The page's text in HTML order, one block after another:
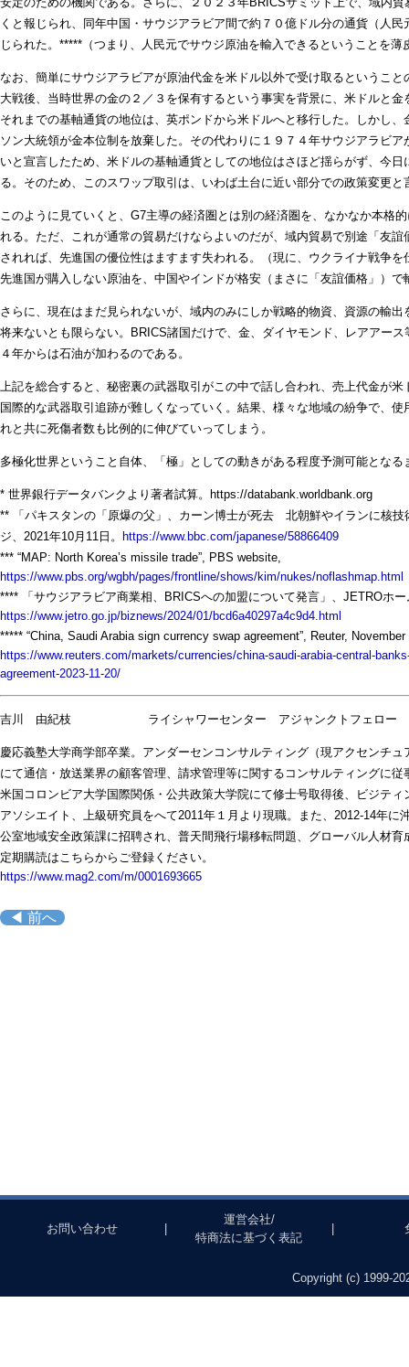
くと報じられ、同年中国・サウジアラビア間で約７０億ドル分の通貨（人
じられた。*****（つまり、人民元でサウジ原油を輸入できるということを薄
なお、簡単にサウジアラビアが原油代金を米ドル以外で受け取るというこ
大戦後、当時世界の金の２／３を保有するという事実を背景に、米ドルと
それまでの基軸通貨の地位は、英ポンドから米ドルへと移行した。しかし
ソン大統領が金本位制を放棄した。その代わりに１９７４年サウジアラビ
いと宣言したため、米ドルの基軸通貨としての地位はさほど揺らがず、今
る。そのため、このスワップ取引は、いわば土台に近い部分での政策変更と
このように見ていくと、G7主導の経済圏とは別の経済圏を、なかなか本格
れる。ただ、これが通常の貿易だけならよいのだが、域内貿易で別途「友
されれば、先進国の優位性はますます失われる。（現に、ウクライナ戦争
先進国が購入しない原油を、中国やインドが格安（まさに「友誼価格」）で
さらに、現在はまだ見られないが、域内のみにしか戦略的物資、資源の輸
将来ないとも限らない。BRICS諸国だけで、金、ダイヤモンド、レアアー
４年からは石油が加わるのである。
上記を総合すると、秘密裏の武器取引がこの中で話し合われ、売上代金が
国際的な武器取引追跡が難しくなっていく。結果、様々な地域の紛争で、
れと共に死傷者数も比例的に伸びていってしまう。
多極化世界ということ自体、「極」としての動きがある程度予測可能とな
* 世界銀行データバンクより著者試算。https://databank.worldbank.org
** 「パキスタンの「原爆の父」、カーン博士が死去 北朝鮮やイランに核技
ジ、2021年10月11日。
https://www.bbc.com/japanese/58866409
*** “MAP: North Korea’s missile trade”, PBS website,
https://www.pbs.org/wgbh/pages/frontline/shows/kim/nukes/noflashmap.html
**** 「サウジアラビア商業相、BRICSへの加盟について発言」、JETROホ
https://www.jetro.go.jp/biznews/2024/01/bcd6a40297a4c9d4.html
***** “China, Saudi Arabia sign currency swap agreement”, Reuter,
https://www.reuters.com/markets/currencies/china-saudi-arabia-central-
agreement-2023-11-20/
吉川 由紀枝 ライシャワーセンター アジャンクトフェロー
慶応義塾大学商学部卒業。アンダーセンコンサルティング（現アクセンチュ
にて通信・放送業界の顧客管理、請求管理等に関するコンサルティングに従
米国コロンビア大学国際関係・公共政策大学院にて修士号取得後、ビジティ
アソシエイト、上級研究員をへて2011年１月より現職。また、2012-14年に
公室地域安全政策課に招聘され、普天間飛行場移転問題、グローバル人材育
定期購読はこちらからご登録ください。
https://www.mag2.com/m/0001693665
◀ 前へ
お問い合わせ
運営会社/
特商法に基づく表記
Copyright (c) 1999-